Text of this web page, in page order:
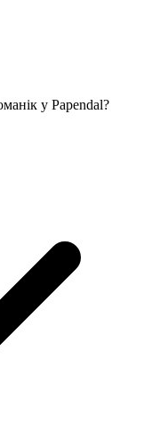
у Papendal?